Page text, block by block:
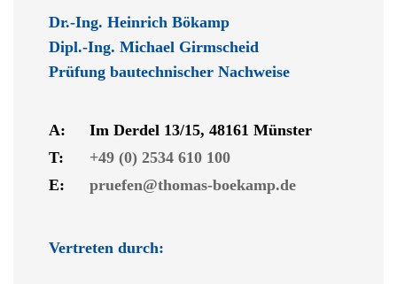
Dr.-Ing. Heinrich Bökamp
Dipl.-Ing. Michael Girmscheid
Prüfung bautechnischer Nachweise
A:
Im Derdel 13/15, 48161 Münster
T:
+49 (0) 2534 610 100
E:
pruefen@thomas-boekamp.de
Vertreten durch: